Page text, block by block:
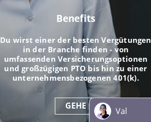
Benefits
Du wirst einer der besten Vergütungen
in der Branche finden - von
umfassenden Versicherungsoptionen
und großzügigen PTO bis hin zu einer
unternehmensbezogenen 401(k).
GEHE